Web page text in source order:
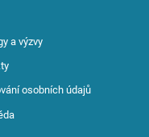
a výzvy
osobních údajů